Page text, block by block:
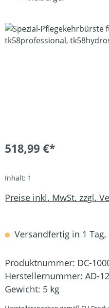
Bildergalerie überspringen
518,99 €*
Inhalt: 1
Preise inkl. MwSt. zzgl.
Versandfertig in 1
Produktnummer: DC-
Herstellernummer: AD-
Gewicht: 5 kg